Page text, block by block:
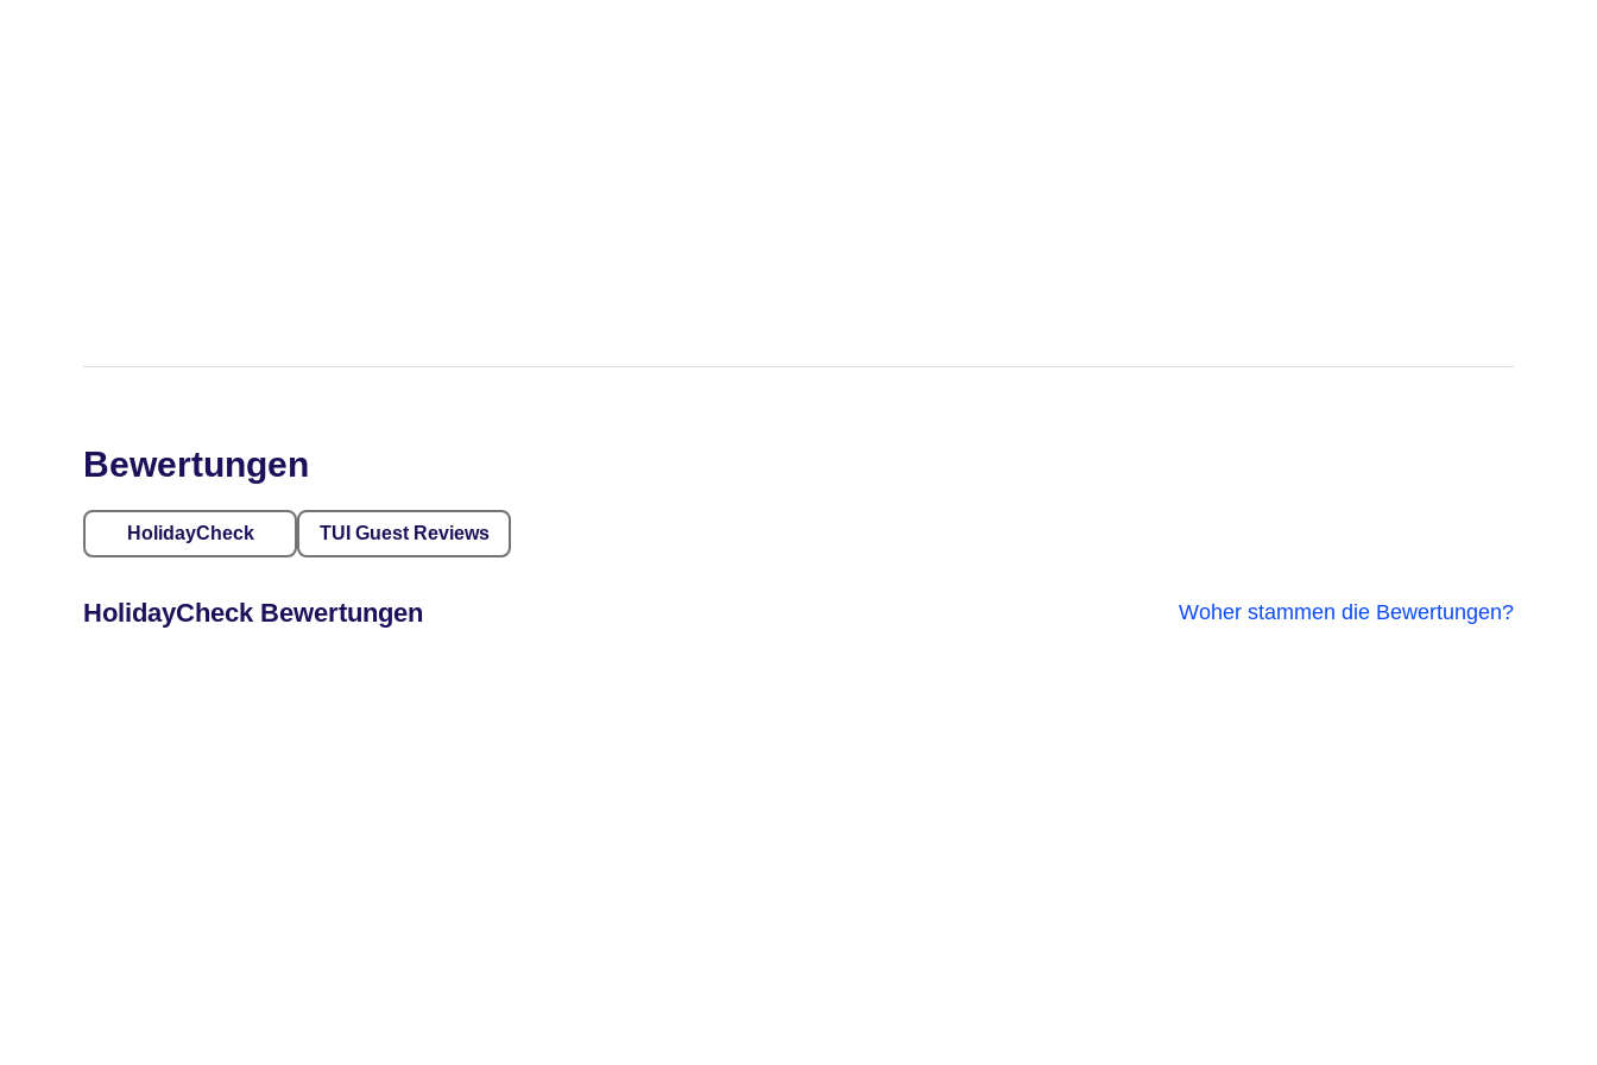
Bewertungen
HolidayCheck TUI Guest Reviews
HolidayCheck Bewertungen Woher stammen die Bewertungen?